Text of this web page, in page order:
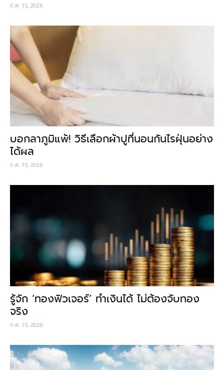
ก.ค. 15, 2026
บอกลาภูมิแพ้! วิธีเลือกผ้าปูที่นอนกันไรฝุ่นอย่าง
ได้ผล
ก.ค. 15, 2026
รู้จัก ‘ทองฟิวเจอร์’ ทำเงินได้ ไม่ต้องจับทอง
จริง
ก.ค. 15, 2026